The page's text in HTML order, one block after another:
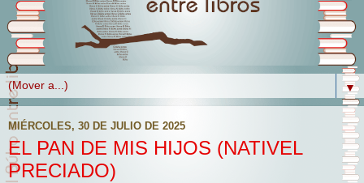
▼
MIÉRCOLES, 30 DE JULIO DE 2025
EL PAN DE MIS HIJOS (NATIVEL
PRECIADO)